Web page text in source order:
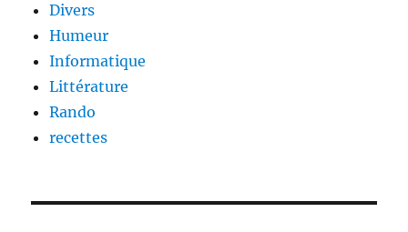
Divers
Humeur
Informatique
Littérature
Rando
recettes